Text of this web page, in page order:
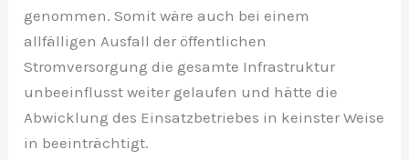
genommen. Somit wäre auch bei einem
allfälligen Ausfall der öffentlichen
Stromversorgung die gesamte Infrastruktur
unbeeinflusst weiter gelaufen und hätte die
Abwicklung des Einsatzbetriebes in keinster Weise
in beeinträchtigt.